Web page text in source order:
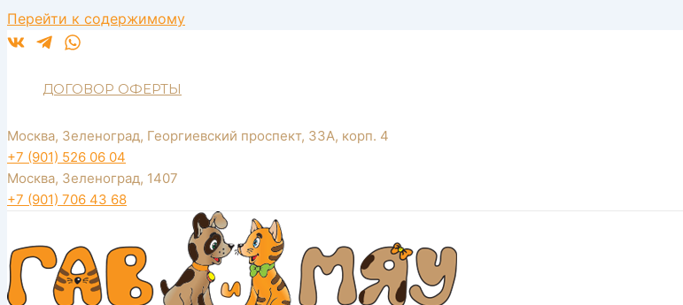
Перейти к содержимому
ДОГОВОР ОФЕРТЫ
Москва, Зеленоград, Георгиевский проспект, 33А, корп. 4
+7 (901) 526 06 04
Москва, Зеленоград, 1407
+7 (901) 706 43 68